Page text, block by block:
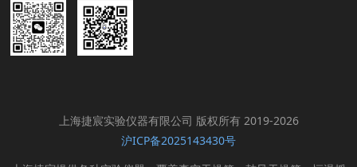
上海捷宸实验仪器有限公司 版权所有 2019-2026
沪ICP备2025143430号